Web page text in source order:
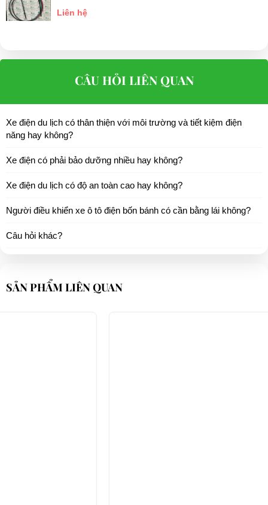
Liên hệ
CÂU HỎI LIÊN QUAN
Xe điện du lịch có thân thiện với môi trường và tiết kiệm điện
năng hay không?
Xe điện có phải bảo dưỡng nhiều hay không?
Xe điện du lịch có độ an toàn cao hay không?
Người điều khiển xe ô tô điện bốn bánh có cần bằng lái không?
Câu hỏi khác?
SẢN PHẨM LIÊN QUAN